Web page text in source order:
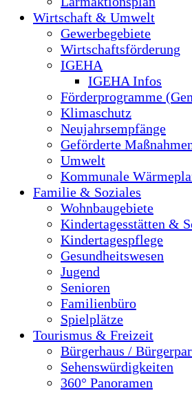
Wirtschaft & Umwelt
Gewerbegebiete
Wirtschaftsförderung
IGEHA
IGEHA Infos
Förderprogramme
Klimaschutz
Neujahrsempfänge
Geförderte
Umwelt
Kommunale
Familie & Soziales
Wohnbaugebiete
Kindertagesstätten &
Kindertagespflege
Gesundheitswesen
Jugend
Senioren
Familienbüro
Spielplätze
Tourismus & Freizeit
Bürgerhaus /
Sehenswürdigkeiten
360° Panoramen